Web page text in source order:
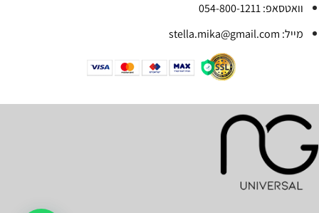
וואטסאפ: 054-800-1211
מייל: stella.mika@gmail.com